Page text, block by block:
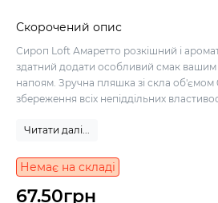
Скорочений опис
Сироп Loft Амаретто розкішний і
здатний додати особливий смак вашим
напоям. Зручна пляшка зі скла об'ємом
збереження всіх непіддільних
Читати далі...
Немає на складі
67.50грн